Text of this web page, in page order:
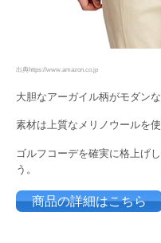
出典https://www.amazon.co.jp
大胆なアーガイル柄がモダン
素材は上質なメリノウールを
ゴルフコーデを確実に格上げ
う。
商品の詳細はこちら